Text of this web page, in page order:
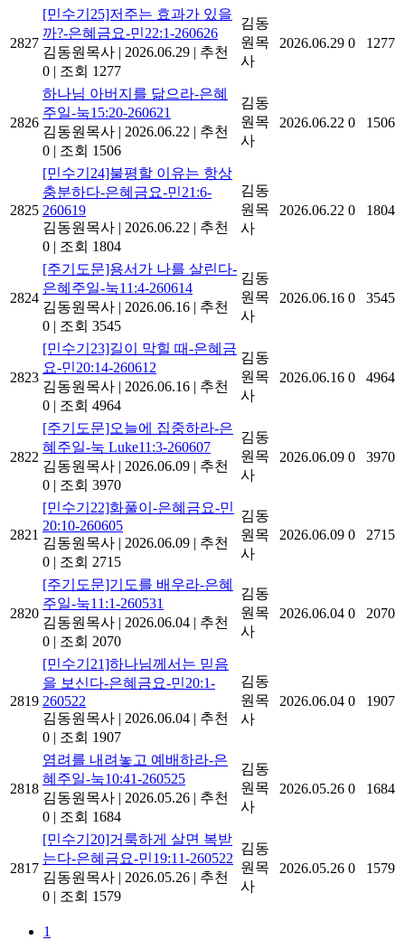
2827
[민수기25]저주는 효과가 있을
까?-은혜금요-민22:1-260626
김동원목사 | 2026.06.29 | 추천
0 | 조회 1277
김동
원목
사
2026.06.29 0 1277
2826
하나님 아버지를 닮으라-은혜
주일-눅15:20-260621
김동원목사 | 2026.06.22 | 추천
0 | 조회 1506
김동
원목
사
2026.06.22 0 1506
2825
[민수기24]불평할 이유는 항상
충분하다-은혜금요-민21:6-
260619
김동원목사 | 2026.06.22 | 추천
0 | 조회 1804
김동
원목
사
2026.06.22 0 1804
2824
[주기도문]용서가 나를 살린다-
은혜주일-눅11:4-260614
김동원목사 | 2026.06.16 | 추천
0 | 조회 3545
김동
원목
사
2026.06.16 0 3545
2823
[민수기23]길이 막힐 때-은혜금
요-민20:14-260612
김동원목사 | 2026.06.16 | 추천
0 | 조회 4964
김동
원목
사
2026.06.16 0 4964
2822
[주기도문]오늘에 집중하라-은
혜주일-눅 Luke11:3-260607
김동원목사 | 2026.06.09 | 추천
0 | 조회 3970
김동
원목
사
2026.06.09 0 3970
2821
[민수기22]화풀이-은혜금요-민
20:10-260605
김동원목사 | 2026.06.09 | 추천
0 | 조회 2715
김동
원목
사
2026.06.09 0 2715
2820
[주기도문]기도를 배우라-은혜
주일-눅11:1-260531
김동원목사 | 2026.06.04 | 추천
0 | 조회 2070
김동
원목
사
2026.06.04 0 2070
2819
[민수기21]하나님께서는 믿음
을 보신다-은혜금요-민20:1-
260522
김동원목사 | 2026.06.04 | 추천
0 | 조회 1907
김동
원목
사
2026.06.04 0 1907
2818
염려를 내려놓고 예배하라-은
혜주일-눅10:41-260525
김동원목사 | 2026.05.26 | 추천
0 | 조회 1684
김동
원목
사
2026.05.26 0 1684
2817
[민수기20]거룩하게 살면 복받
는다-은혜금요-민19:11-260522
김동원목사 | 2026.05.26 | 추천
0 | 조회 1579
김동
원목
사
2026.05.26 0 1579
1